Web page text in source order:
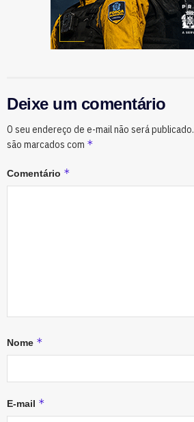
Deixe um comentário
O seu endereço de e-mail não será publicado.
são marcados com *
Comentário *
Nome *
E-mail *